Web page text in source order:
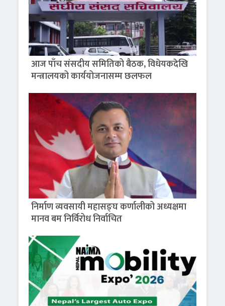
आज पाँच संसदीय समितिको बैठक, विधेयकदेखि
मन्त्रालयको कार्ययोजनासम्म छलफल
निर्माण व्यवसायी महासङ्घ कर्णालीको अध्यक्षमा
मानव बम निर्विरोध निर्वाचित